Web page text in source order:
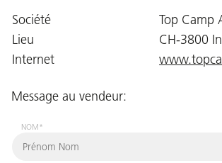
Société
Top Camp
Lieu
CH-3800
Internet
Message au vendeur:
NOM*